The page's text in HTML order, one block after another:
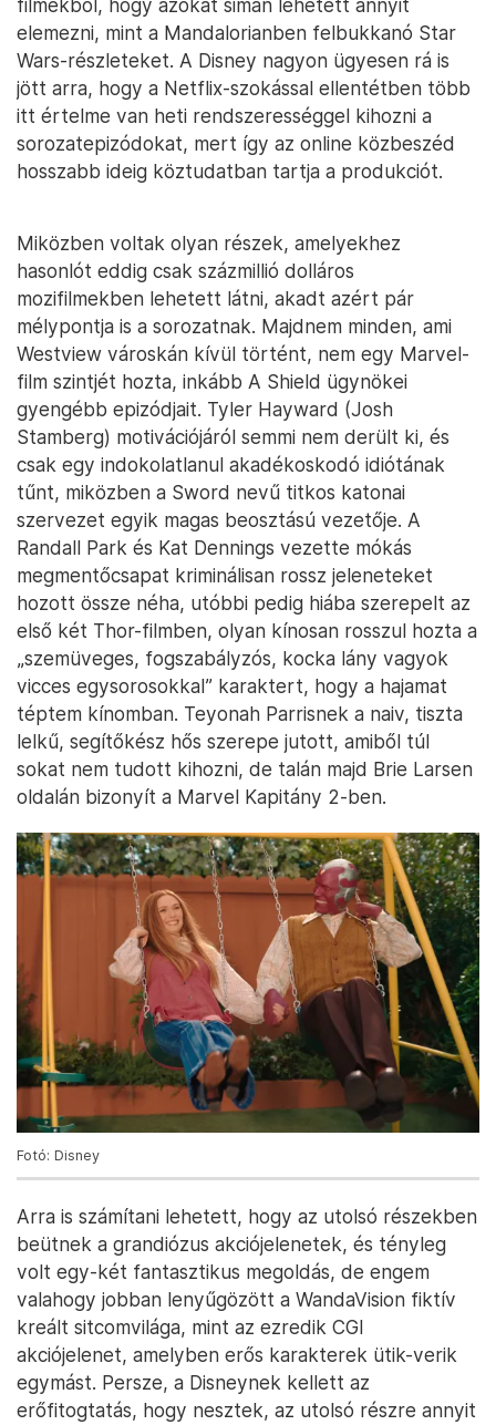
filmekből, hogy azokat simán lehetett annyit
elemezni, mint a Mandalorianben felbukkanó Star
Wars-részleteket. A Disney nagyon ügyesen rá is
jött arra, hogy a Netflix-szokással ellentétben több
itt értelme van heti rendszerességgel kihozni a
sorozatepizódokat, mert így az online közbeszéd
hosszabb ideig köztudatban tartja a produkciót.
Miközben voltak olyan részek, amelyekhez
hasonlót eddig csak százmillió dolláros
mozifilmekben lehetett látni, akadt azért pár
mélypontja is a sorozatnak. Majdnem minden, ami
Westview városkán kívül történt, nem egy Marvel-
film szintjét hozta, inkább A Shield ügynökei
gyengébb epizódjait. Tyler Hayward (Josh
Stamberg) motivációjáról semmi nem derült ki, és
csak egy indokolatlanul akadékoskodó idiótának
tűnt, miközben a Sword nevű titkos katonai
szervezet egyik magas beosztású vezetője. A
Randall Park és Kat Dennings vezette mókás
megmentőcsapat kriminálisan rossz jeleneteket
hozott össze néha, utóbbi pedig hiába szerepelt az
első két Thor-filmben, olyan kínosan rosszul hozta a
„szemüveges, fogszabályzós, kocka lány vagyok
vicces egysorosokkal” karaktert, hogy a hajamat
téptem kínomban. Teyonah Parrisnek a naiv, tiszta
lelkű, segítőkész hős szerepe jutott, amiből túl
sokat nem tudott kihozni, de talán majd Brie Larsen
oldalán bizonyít a Marvel Kapitány 2-ben.
Fotó: Disney
Arra is számítani lehetett, hogy az utolsó részekben
beütnek a grandiózus akciójelenetek, és tényleg
volt egy-két fantasztikus megoldás, de engem
valahogy jobban lenyűgözött a WandaVision fiktív
kreált sitcomvilága, mint az ezredik CGI
akciójelenet, amelyben erős karakterek ütik-verik
egymást. Persze, a Disneynek kellett az
erőfitogtatás, hogy nesztek, az utolsó részre annyit